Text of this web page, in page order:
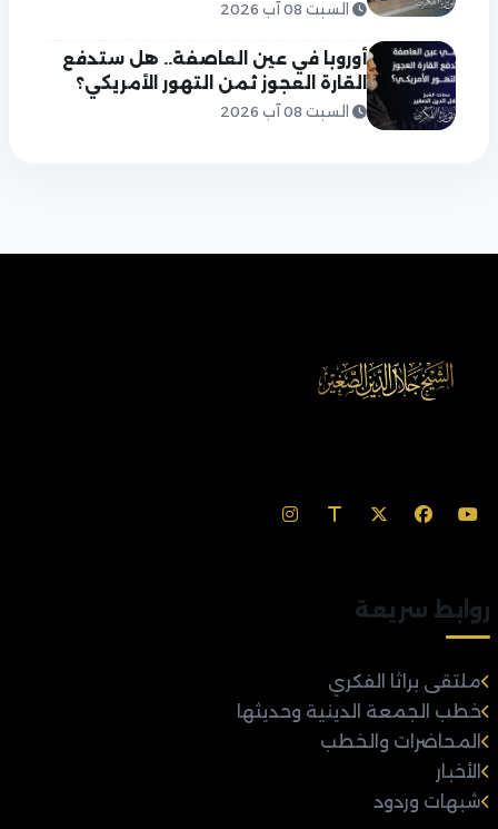
السبت 08 آب 2026
أوروبا في عين العاصفة.. هل ستدفع
القارة العجوز ثمن التهور الأمريكي؟
السبت 08 آب 2026
روابط سريعة
ملتقى براثا الفكري
خطب الجمعة الدينية وحديثها
المحاضرات والخطب
الأخبار
شبهات وردود